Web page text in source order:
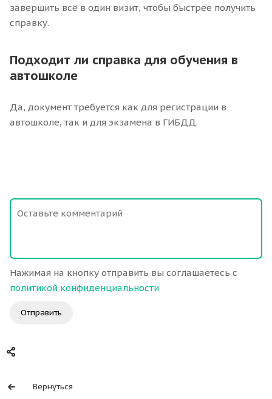
завершить всё в один визит, чтобы быстрее получить
справку.
Подходит ли справка для обучения в
автошколе
Да, документ требуется как для регистрации в
автошколе, так и для экзамена в ГИБДД.
Нажимая на кнопку отправить вы соглашаетесь с
политикой конфиденциальности
Отправить
Вернуться